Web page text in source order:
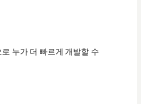
누가 더 빠르게 개발할 수